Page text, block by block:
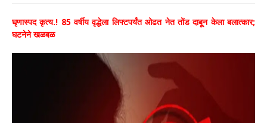
घृणास्पद कृत्य.! 85 वर्षीय वृद्धेला लिफ्टपर्यंत ओढत नेत तोंड दाबून केला बलात्कार;
घटनेने खळबळ